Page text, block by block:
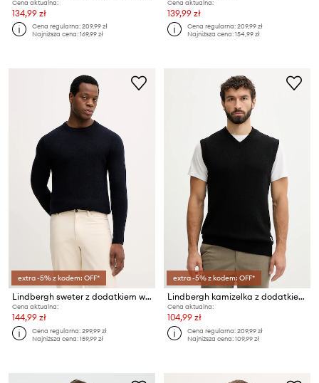
Cena aktualna:
134,99 zł
Cena regularna:209,99 zł
Najniższa cena:169,99 zł
Cena aktualna:
139,99 zł
Cena regularna:209,99 zł
Najniższa cena:154,99 zł
extra -5% z kodem: OFF*
Lindbergh sweter z dodatkiem wełny
Cena aktualna:
144,99 zł
Cena regularna:299,99 zł
Najniższa cena:159,99 zł
extra -5% z kodem: OFF*
Lindbergh kamizelka z dodatkiem wełny
Cena aktualna:
104,99 zł
Cena regularna:209,99 zł
Najniższa cena:109,99 zł